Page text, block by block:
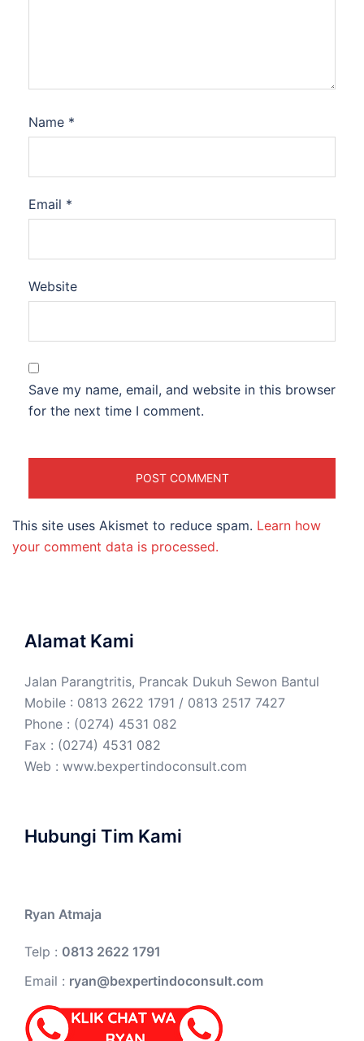
Name *
Email *
Website
Save my name, email, and website in this browser
for the next time I comment.
This site uses Akismet to reduce spam. Learn how
your comment data is processed.
Alamat Kami
Jalan Parangtritis, Prancak Dukuh Sewon Bantul
Mobile : 0813 2622 1791 / 0813 2517 7427
Phone : (0274) 4531 082
Fax : (0274) 4531 082
Web : www.bexpertindoconsult.com
Hubungi Tim Kami
Ryan Atmaja
Telp : 0813 2622 1791
Email : ryan@bexpertindoconsult.com